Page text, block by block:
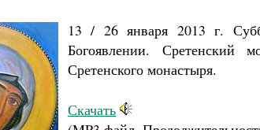
13 / 26 января 2013 г.
Богоявлении. Сретенский
Сретенского монастыря.
Скачать